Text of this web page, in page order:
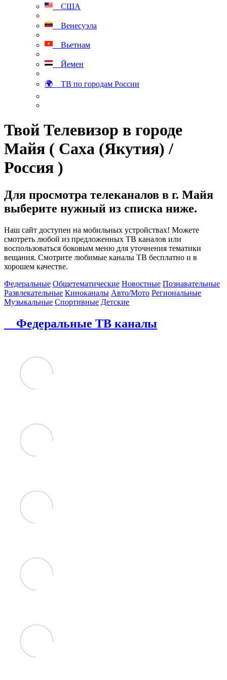
США
Венесуэла
Вьетнам
Йемен
🌍 ТВ по городам России
Твой Телевизор в городе
Майя ( Саха (Якутия) /
Россия )
Для просмотра телеканалов в г. Майя
выберите нужный из списка ниже.
Наш сайт доступен на мобильных устройствах! Можете
смотреть любой из предложенных ТВ каналов или
воспользоваться боковым меню для уточнения тематики
вещания. Смотрите любимые каналы ТВ бесплатно и в
хорошем качестве.
Федеральные Общетематические Новостные Познавательные
Развлекательные Киноканалы Авто/Мото Региональные
Музыкальные Спортивные Детские
Федеральные ТВ каналы